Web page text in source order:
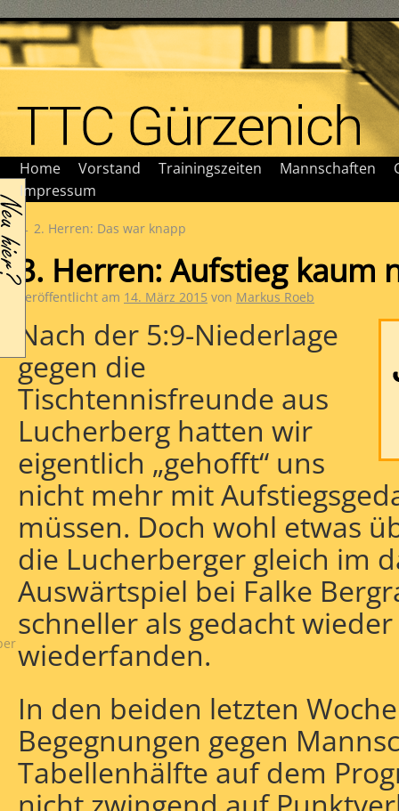
Home Vorstand Trainingszeiten Mannschaften
Impressum
← 2. Herren: Das war knapp
3. Herren: Aufstieg kaum
Veröffentlicht am 14. März 2015 von Markus Roeb
Nach der 5:9-Niederlage
gegen die
Tischtennisfreunde aus
Lucherberg hatten wir
eigentlich „gehofft“ uns
nicht mehr mit
müssen. Doch wohl etwas
die Lucherberger gleich im
Auswärtspiel bei Falke
schneller als gedacht
wiederfanden.
In den beiden letzten
Begegnungen gegen
Tabellenhälfte auf dem